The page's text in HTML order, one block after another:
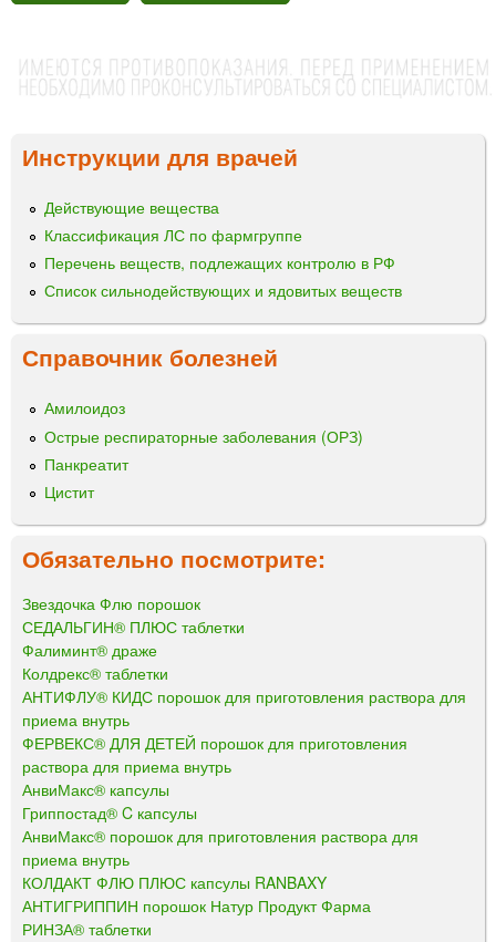
Инструкции для врачей
Действующие вещества
Классификация ЛС по фармгруппе
Перечень веществ, подлежащих контролю в РФ
Список сильнодействующих и ядовитых веществ
Справочник болезней
Амилоидоз
Острые респираторные заболевания (ОРЗ)
Панкреатит
Цистит
Обязательно посмотрите:
Звездочка Флю порошок
СЕДАЛЬГИН® ПЛЮС таблетки
Фалиминт® драже
Колдрекс® таблетки
АНТИФЛУ® КИДС порошок для приготовления раствора для
приема внутрь
ФЕРВЕКС® ДЛЯ ДЕТЕЙ порошок для приготовления
раствора для приема внутрь
АнвиМакс® капсулы
Гриппостад® C капсулы
АнвиМакс® порошок для приготовления раствора для
приема внутрь
КОЛДАКТ ФЛЮ ПЛЮС капсулы RANBAXY
АНТИГРИППИН порошок Натур Продукт Фарма
РИНЗА® таблетки